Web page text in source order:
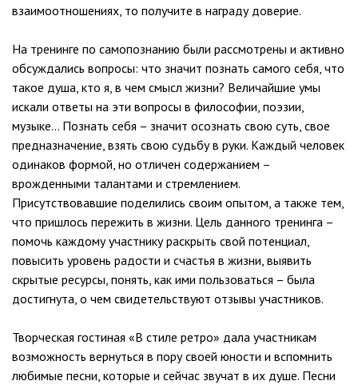
взаимоотношениях, то получите в награду доверие.
На тренинге по самопознанию были рассмотрены и активно
обсуждались вопросы: что значит познать самого себя, что
такое душа, кто я, в чем смысл жизни? Величайшие умы
искали ответы на эти вопросы в философии, поэзии,
музыке… Познать себя – значит осознать свою суть, свое
предназначение, взять свою судьбу в руки. Каждый человек
одинаков формой, но отличен содержанием –
врожденными талантами и стремлением.
Присутствовавшие поделились своим опытом, а также тем,
что пришлось пережить в жизни. Цель данного тренинга –
помочь каждому участнику раскрыть свой потенциал,
повысить уровень радости и счастья в жизни, выявить
скрытые ресурсы, понять, как ими пользоваться – была
достигнута, о чем свидетельствуют отзывы участников.
Творческая гостиная «В стиле ретро» дала участникам
возможность вернуться в пору своей юности и вспомнить
любимые песни, которые и сейчас звучат в их душе. Песни